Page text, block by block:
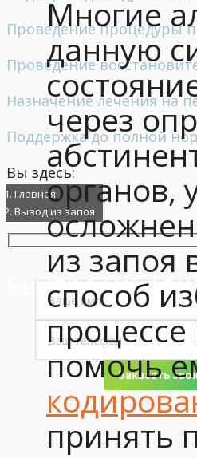
Проведение процедуры
Проведение
Назначение лечения на
Поддержка до полной
Вы здесь:
Главная
Вывод из запоя
Быстро
Многие
данную
через
органов,
из запоя
способ
помочь
принять